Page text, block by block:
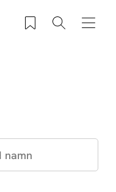
Sparade produkter
Sök